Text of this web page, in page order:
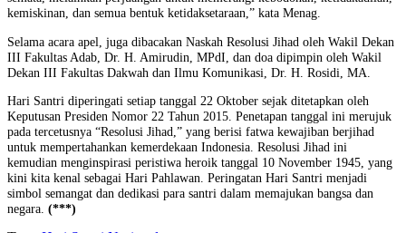
kemiskinan, dan semua bentuk ketidaksetaraan,” kata Menag.
Selama acara apel, juga dibacakan Naskah Resolusi Jihad oleh Wakil Dekan
III Fakultas Adab, Dr. H. Amirudin, MPdI, dan doa dipimpin oleh Wakil
Dekan III Fakultas Dakwah dan Ilmu Komunikasi, Dr. H. Rosidi, MA.
Hari Santri diperingati setiap tanggal 22 Oktober sejak ditetapkan oleh
Keputusan Presiden Nomor 22 Tahun 2015. Penetapan tanggal ini merujuk
pada tercetusnya “Resolusi Jihad,” yang berisi fatwa kewajiban berjihad
untuk mempertahankan kemerdekaan Indonesia. Resolusi Jihad ini
kemudian menginspirasi peristiwa heroik tanggal 10 November 1945, yang
kini kita kenal sebagai Hari Pahlawan. Peringatan Hari Santri menjadi
simbol semangat dan dedikasi para santri dalam memajukan bangsa dan
negara. (***)